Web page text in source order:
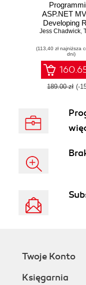
ASP.NET
Developing
World
ASP.NET
Jess Chadwick,
(113,40 zł najniższa
dni)
189.00 zł (-
Twoje Konto
Księgarnia